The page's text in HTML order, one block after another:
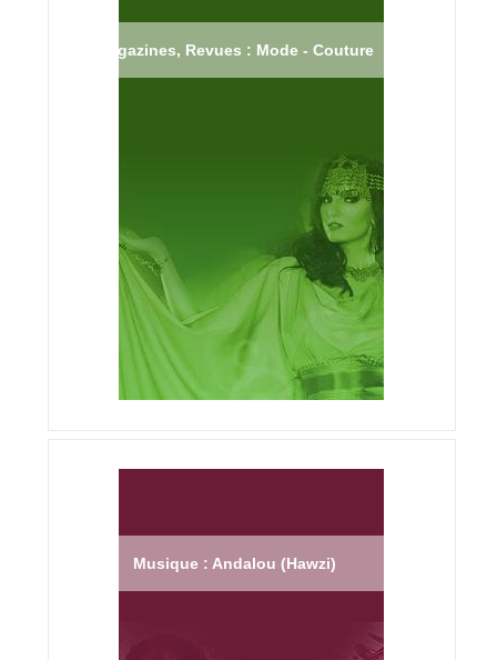
Magazines, Revues : Mode - Couture
Musique : Andalou (Hawzi)